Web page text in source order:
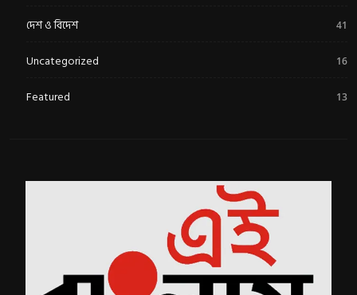
দেশ ও বিদেশ 41
Uncategorized 16
Featured 13